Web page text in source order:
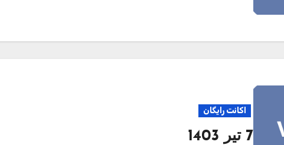
اکانت رایگان
7 تیر 1403